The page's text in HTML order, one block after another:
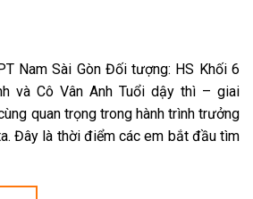
Nam Sài Gòn Đối tượng: HS Khối 6
và Cô Vân Anh Tuổi dậy thì – giai
quan trọng trong hành trình trưởng
Đây là thời điểm các em bắt đầu tìm